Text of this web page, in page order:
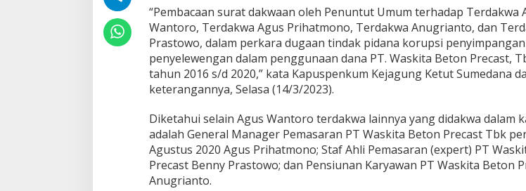
a
k
w
a
R
u
i
a
n
N
e
g
a
“Pembacaan surat dakwaan oleh Penuntut Umum terhadap Terdakwa
Wantoro, Terdakwa Agus Prihatmono, Terdakwa Anugrianto, dan
Prastowo, dalam perkara dugaan tindak pidana korupsi
penyelewengan dalam penggunaan dana PT. Waskita Beton Precast,
tahun 2016 s/d 2020,” kata Kapuspenkum Kejagung Ketut Sumedana
keterangannya, Selasa (14/3/2023).
Diketahui selain Agus Wantoro terdakwa lainnya yang didakwa dalam
adalah General Manager Pemasaran PT Waskita Beton Precast Tbk
Agustus 2020 Agus Prihatmono; Staf Ahli Pemasaran (expert) PT
Precast Benny Prastowo; dan Pensiunan Karyawan PT Waskita Beton
Anugrianto.